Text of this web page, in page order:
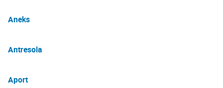
Aneks
Antresola
Aport